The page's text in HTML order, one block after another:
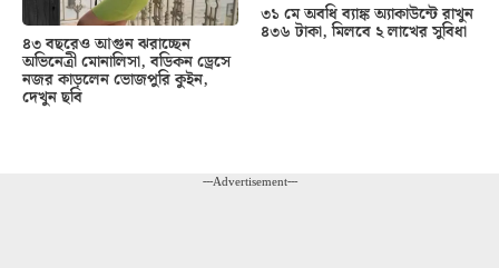
৪৩ বছরেও আগুন ঝরাচ্ছেন
অভিনেত্রী মোনালিসা, বডিকন ড্রেসে
নজর কাড়লেন ভোজপুরি কুইন,
দেখুন ছবি
৩১ মে অবধি ব্যাঙ্ক অ্যাকাউন্টে রাখুন
৪৩৬ টাকা, মিলবে ২ লাখের সুবিধা
---Advertisement---